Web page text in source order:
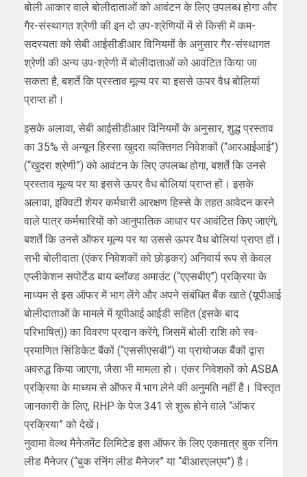
बोली आकार वाले बोलीदाताओं को आवंटन के लिए उपलब्ध होगा और
गैर-संस्थागत श्रेणी की इन दो उप-श्रेणियों में से किसी में कम-
सदस्यता को सेबी आईसीडीआर विनियमों के अनुसार गैर-संस्थागत
श्रेणी की अन्य उप-श्रेणी में बोलीदाताओं को आवंटित किया जा
सकता है, बशर्ते कि प्रस्ताव मूल्य पर या इससे ऊपर वैध बोलियां
प्राप्त हों।
इसके अलावा, सेबी आईसीडीआर विनियमों के अनुसार, शुद्ध प्रस्ताव
का 35% से अन्यून हिस्सा खुदरा व्यक्तिगत निवेशकों (“आरआईआई”)
(“खुदरा श्रेणी”) को आवंटन के लिए उपलब्ध होगा, बशर्ते कि उनसे
प्रस्ताव मूल्य पर या इससे ऊपर वैध बोलियां प्राप्त हों। इसके
अलावा, इक्विटी शेयर कर्मचारी आरक्षण हिस्से के तहत आवेदन करने
वाले पात्र कर्मचारियों को आनुपातिक आधार पर आवंटित किए जाएंगे,
बशर्ते कि उनसे ऑफर मूल्य पर या उससे ऊपर वैध बोलियां प्राप्त हों।
सभी बोलीदाता (एंकर निवेशकों को छोड़कर) अनिवार्य रूप से केवल
एप्लीकेशन सपोर्टेड बाय ब्लॉक्ड अमाउंट (“एएसबीए”) प्रक्रिया के
माध्यम से इस ऑफर में भाग लेंगे और अपने संबंधित बैंक खाते (यूपीआई
बोलीदाताओं के मामले में यूपीआई आईडी सहित (इसके बाद
परिभाषित)) का विवरण प्रदान करेंगे, जिसमें बोली राशि को स्व-
प्रमाणित सिंडिकेट बैंकों (“एससीएसबी”) या प्रायोजक बैंकों द्वारा
अवरुद्ध किया जाएगा, जैसा भी मामला हो। एंकर निवेशकों को ASBA
प्रक्रिया के माध्यम से ऑफर में भाग लेने की अनुमति नहीं है। विस्तृत
जानकारी के लिए, RHP के पेज 341 से शुरू होने वाले “ऑफर
प्रक्रिया” को देखें।
नुवामा वेल्थ मैनेजमेंट लिमिटेड इस ऑफर के लिए एकमात्र बुक रनिंग
लीड मैनेजर (“बुक रनिंग लीड मैनेजर” या “बीआरएलएम”) है।